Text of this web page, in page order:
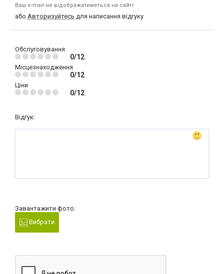
Ваш e-mail не відображатиметься на сайті
або Авторизуйтесь для написання відгуку
Обслуговування
0/12
Місцезнаходження
0/12
Ціни
0/12
Відгук:
Завантажити фото:
Вибрати